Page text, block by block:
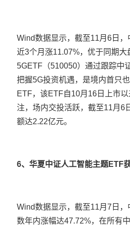
Wind数据显示，截至11月6日
近3个月涨11.07%，优于同期大
5GETF（510050）通过跟踪中
把握5G投资机遇，是境内首只
ETF，该ETF自10月16日上市
注，场内交投活跃，截至11月6
额达2.22亿元。
6、华夏中证人工智能主题ETF
Wind数据显示，截至11月7日
数年内涨幅达47.72%，在所有